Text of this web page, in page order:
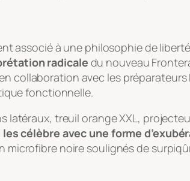
associé à une philosophie de
radicale du nouveau
collaboration avec les préparateurs
fonctionnelle.
latéraux, treuil orange XXL,
les célèbre avec une forme
noire soulignés de